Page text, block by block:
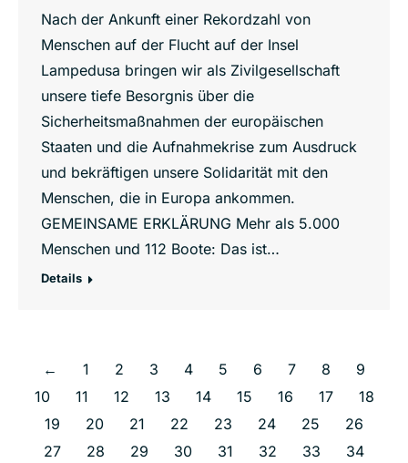
Nach der Ankunft einer Rekordzahl von
Menschen auf der Flucht auf der Insel
Lampedusa bringen wir als Zivilgesellschaft
unsere tiefe Besorgnis über die
Sicherheitsmaßnahmen der europäischen
Staaten und die Aufnahmekrise zum Ausdruck
und bekräftigen unsere Solidarität mit den
Menschen, die in Europa ankommen.
GEMEINSAME ERKLÄRUNG Mehr als 5.000
Menschen und 112 Boote: Das ist…
Details
← 1 2 3 4 5 6 7 8
9
10
11 12 13 14 15 16 17
18
19
20 21 22 23 24 25
26
27
28 29 30 31 32 33
34